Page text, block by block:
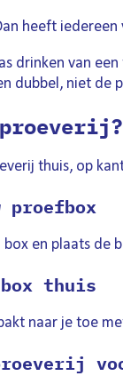
heeft
drinken van
dubbel, niet de
thuis, op
proefbox
en plaats de
thuis
naar je toe